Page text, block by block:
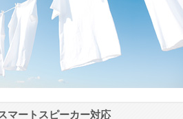
マートスピーカー対応